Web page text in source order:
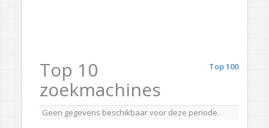
Top 100
Top 10
zoekmachines
Geen gegevens beschikbaar voor deze periode.